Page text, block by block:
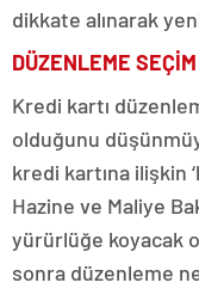
dikkate alınarak
DÜZENLEME
Kredi kartı
olduğunu
kredi kartına ilişkin
Hazine ve Maliye
yürürlüğe koyacak
sonra düzenleme